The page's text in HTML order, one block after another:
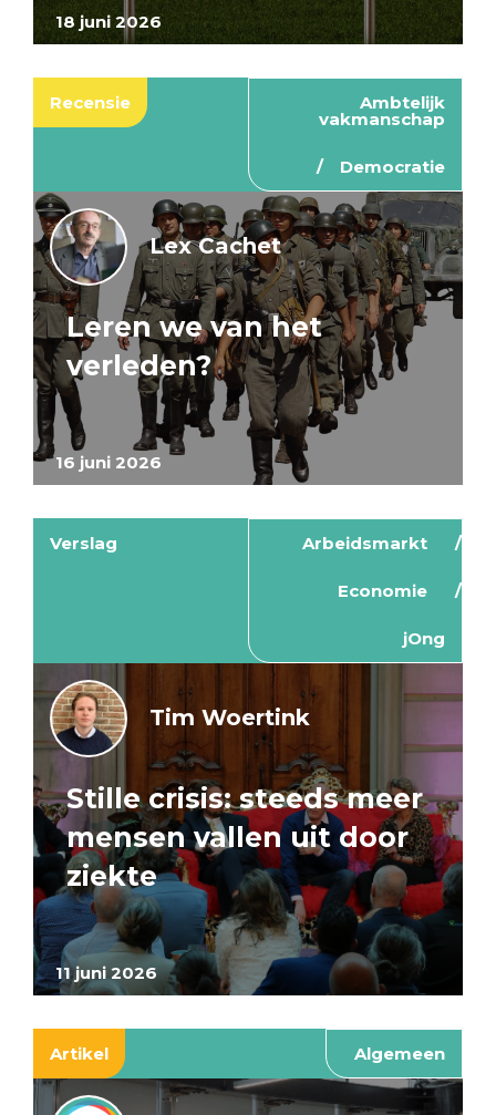
18 juni 2026
Recensie Ambtelijk
vakmanschap
Democratie
16 juni 2026
Lex Cachet
Leren we van het
verleden?
Verslag Arbeidsmarkt
Economie
jOng
11 juni 2026
Tim Woertink
Stille crisis: steeds meer
mensen vallen uit door
ziekte
Artikel Algemeen